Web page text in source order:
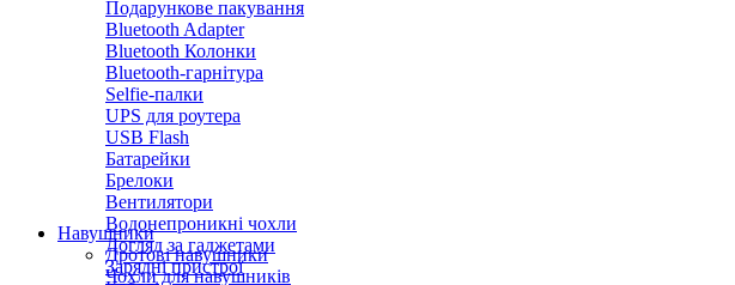
Подарункове пакування
Bluetooth Adapter
Bluetooth Колонки
Bluetooth-гарнітура
Selfie-палки
UPS для роутера
USB Flash
Батарейки
Брелоки
Вентилятори
Водонепроникні чохли
Догляд за гаджетами
Зарядні пристрої
Навушники
Дротові навушники
Чохли для навушників